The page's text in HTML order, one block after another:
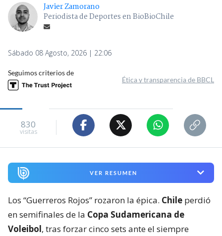
Javier Zamorano
Periodista de Deportes en BioBioChile
Sábado 08 Agosto, 2026 | 22:06
Seguimos criterios de
Ética y transparencia de BBCL
830
visitas
VER RESUMEN
Los “Guerreros Rojos” rozaron la épica. Chile perdió
en semifinales de la Copa Sudamericana de
Voleibol, tras forzar cinco sets ante el siempre